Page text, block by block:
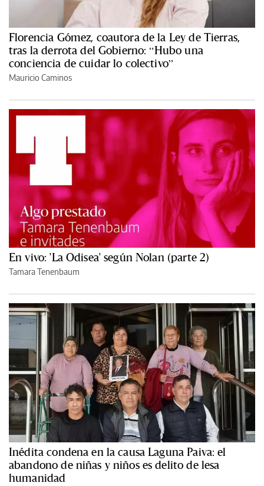
Florencia Gómez, coautora de la Ley de Tierras,
tras la derrota del Gobierno: “Hubo una
conciencia de cuidar lo colectivo”
Mauricio Caminos
En vivo: 'La Odisea' según Nolan (parte 2)
Tamara Tenenbaum
Inédita condena en la causa Laguna Paiva: el
abandono de niñas y niños es delito de lesa
humanidad